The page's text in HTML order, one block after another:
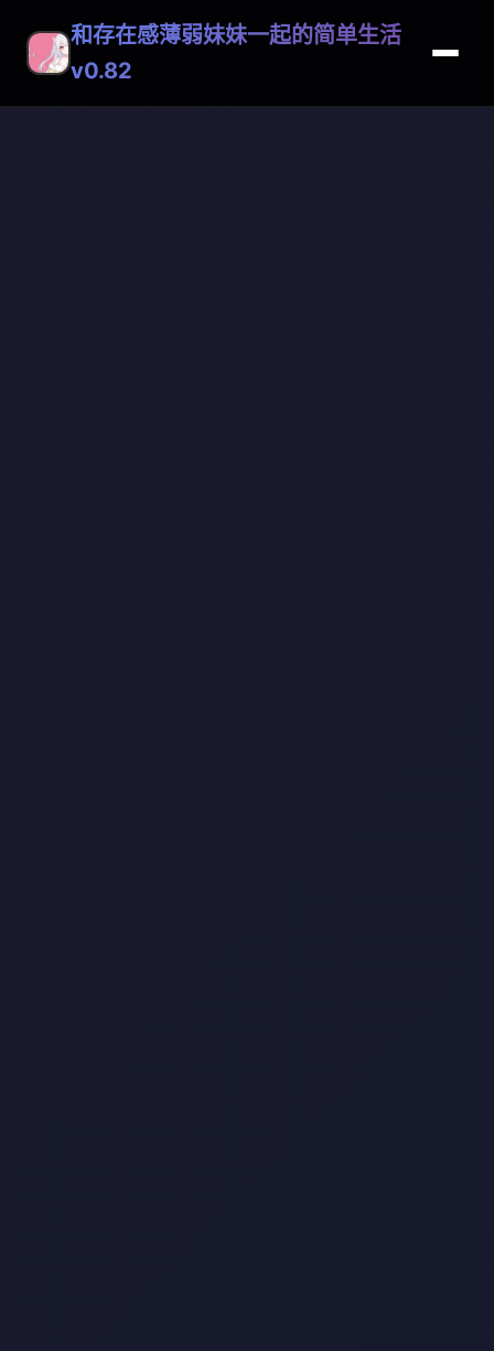
和存在感薄弱妹妹一起的简单生活
v0.82